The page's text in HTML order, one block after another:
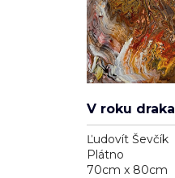
V roku draka
Ľudovít Ševčík
Plátno
70cm x 80cm